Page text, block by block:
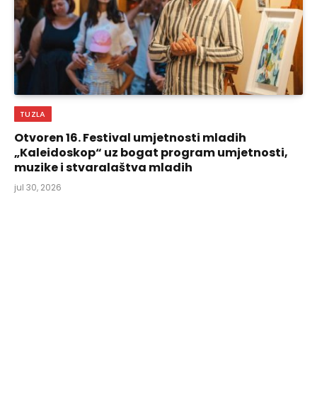
TUZLA
Otvoren 16. Festival umjetnosti mladih
„Kaleidoskop“ uz bogat program umjetnosti,
muzike i stvaralaštva mladih
jul 30, 2026